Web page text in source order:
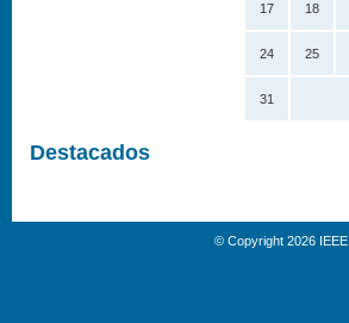
17 18
24 25
31
Destacados
© Copyright 2026 IEEE